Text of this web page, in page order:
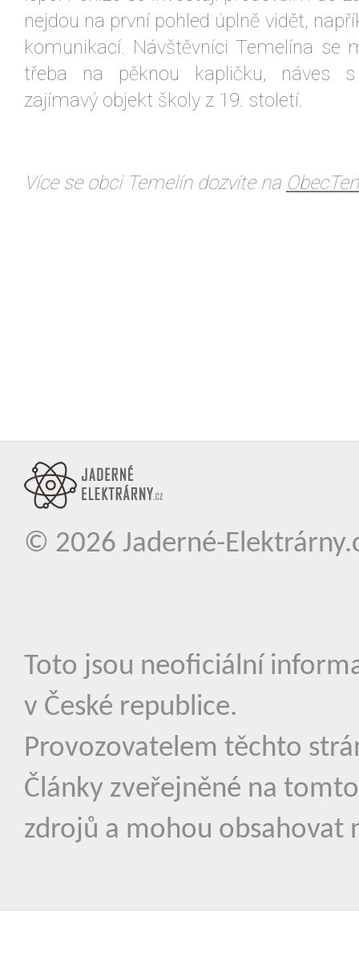
nejdou na první pohled úplně vidět,
komunikací. Návštěvníci Temelína se
třeba na pěknou kapličku, náves
zajímavý objekt školy z 19. století.
Více se obci Temelín dozvíte na
© 2026 Jaderné-
Toto jsou neoficiální
v České republice.
Provozovatelem těchto
Články zveřejněné na
zdrojů a mohou obsahovat